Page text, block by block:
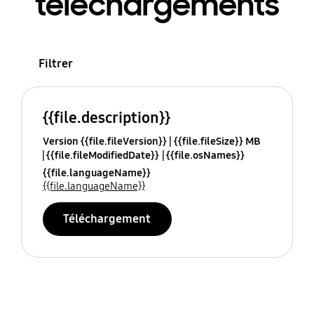
Filtrer
{{file.description}}
Version {{file.fileVersion}} {{file.fileSize}} MB
{{file.fileModifiedDate}} {{file.osNames}}
{{file.languageName}}
{{file.languageName}}
Téléchargement